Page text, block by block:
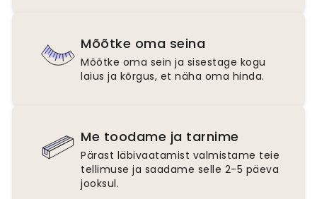
Mõõtke oma seina
Mõõtke oma sein ja sisestage kogu
laius ja kõrgus, et näha oma hinda.
Me toodame ja tarnime
Pärast läbivaatamist valmistame teie
tellimuse ja saadame selle 2-5 päeva
jooksul.